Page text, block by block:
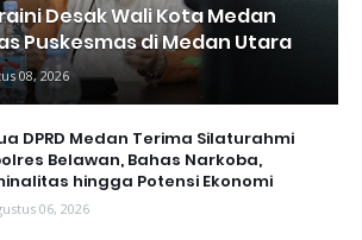
Desak Wali Kota Medan
Puskesmas di Medan Utara
08, 2026
DPRD Medan Terima Silaturahmi
Belawan, Bahas Narkoba,
hingga Potensi Ekonomi
06, 2026